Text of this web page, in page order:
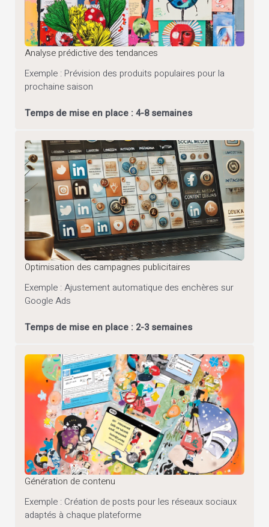
Analyse prédictive des tendances
Exemple : Prévision des produits populaires pour la
prochaine saison
Temps de mise en place : 4-8 semaines
Optimisation des campagnes publicitaires
Exemple : Ajustement automatique des enchères sur
Google Ads
Temps de mise en place : 2-3 semaines
Génération de contenu
Exemple : Création de posts pour les réseaux sociaux
adaptés à chaque plateforme